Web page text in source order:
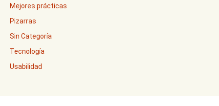
Mejores prácticas
Pizarras
Sin Categoría
Tecnología
Usabilidad